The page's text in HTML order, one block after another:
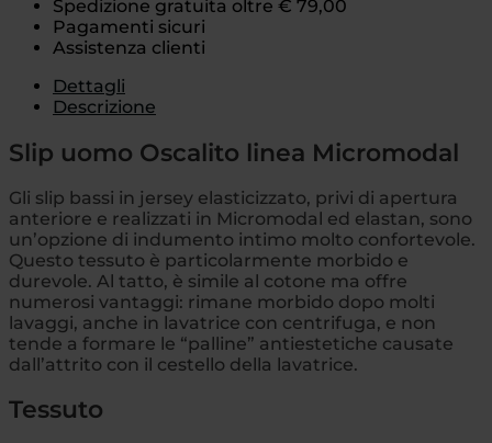
Spedizione gratuita oltre € 79,00
Pagamenti sicuri
Assistenza clienti
Dettagli
Descrizione
Slip uomo Oscalito linea Micromodal
Gli slip bassi in jersey elasticizzato, privi di apertura
anteriore e realizzati in Micromodal ed elastan, sono
un’opzione di indumento intimo molto confortevole.
Questo tessuto è particolarmente morbido e
durevole. Al tatto, è simile al cotone ma offre
numerosi vantaggi: rimane morbido dopo molti
lavaggi, anche in lavatrice con centrifuga, e non
tende a formare le “palline” antiestetiche causate
dall’attrito con il cestello della lavatrice.
Tessuto